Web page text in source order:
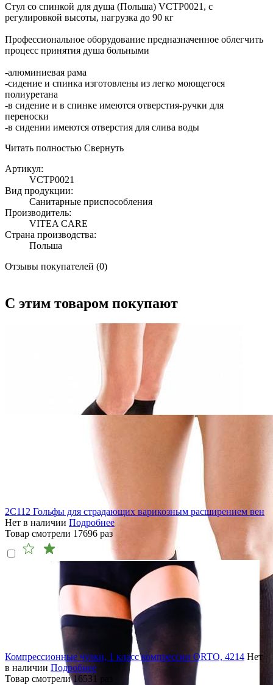
Стул со спинкой для душа (Польша) VCTP0021, с
регулировкой высоты, нагрузка до 90 кг
Профессиональное оборудование предназначенное облегчить
процесс принятия душа больными
-алюминиевая рама
-сидение и спинка изготовлены из легко моющегося
полиуретана
-в сидение и в спинке имеются отверстия-ручки для
переноски
-в сидении имеются отверстия для слива воды
Читать полностью Свернуть
Артикул:
VCTP0021
Вид продукции:
Санитарные приспособления
Производитель:
VITEA CARE
Страна производства:
Польша
Отзывы покупателей (0)
С этим товаром покупают
2C112 Гольфы для страдающих варикозным расширением вен
Нет в наличии Подробнее
Товар смотрели 17696 раз
Компрессионные чулки, 1 класс компрессии ORTO, 4214 Нет
в наличии Подробнее
Товар смотрели16531